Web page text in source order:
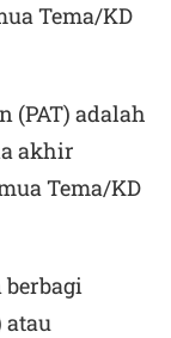
Tema/KD
(PAT) adalah
akhir
Tema/KD
atau